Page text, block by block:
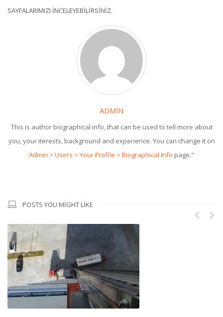
SAYFALARIMIZI INCELEYEBILIRSINIZ.
ADMIN
This is author biographical info, that can be used to tell more about
you, your iterests, background and experience. You can change it on
Admin > Users > Your Profile > Biographical Info page."
POSTS YOU MIGHT LIKE